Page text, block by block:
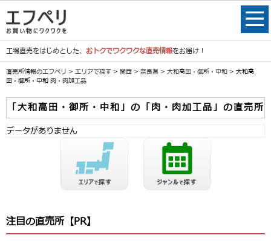
工場直売をはじめとした、 おトクでワクワクな直売情報をお届け！
直売所情報のエフペリ > エリアで探す > 関西 > 奈良県 > 大和高田・御所・中和 > 大和高
田・御所・中和 肉・肉加工品
「大和高田・御所・中和」の「肉・肉加工品」の直売所
データがありません
注目の直売所【PR】